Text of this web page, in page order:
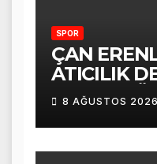
SPOR
ÇAN
ATICILIK
TABAK
VE
8 AĞUSTOS 2026